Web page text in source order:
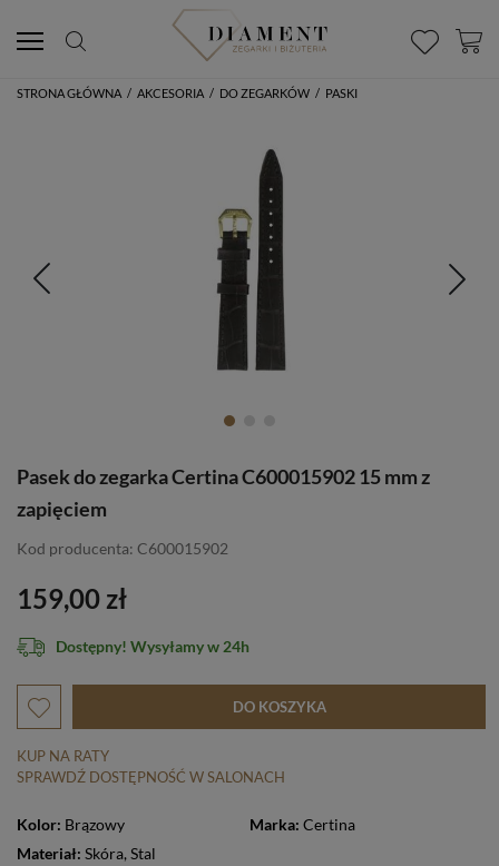
STRONA GŁÓWNA / AKCESORIA / DO ZEGARKÓW / PASKI
Pasek do zegarka Certina C600015902 15 mm z
zapięciem
Kod producenta: C600015902
159,00 zł
Dostępny! Wysyłamy w 24h
DO KOSZYKA
KUP NA RATY
SPRAWDŹ DOSTĘPNOŚĆ W SALONACH
Kolor: Brązowy Marka: Certina
Materiał: Skóra,